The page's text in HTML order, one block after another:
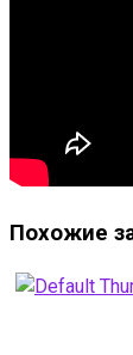
Похожие